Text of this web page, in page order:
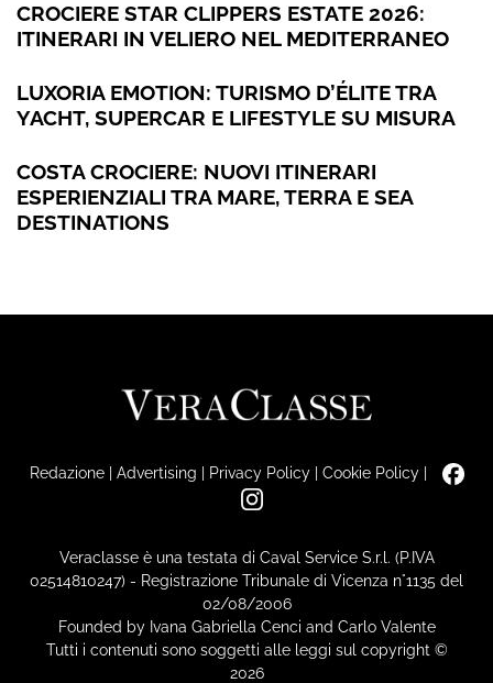
CROCIERE STAR CLIPPERS ESTATE 2026:
ITINERARI IN VELIERO NEL MEDITERRANEO
LUXORIA EMOTION: TURISMO D’ÉLITE TRA
YACHT, SUPERCAR E LIFESTYLE SU MISURA
COSTA CROCIERE: NUOVI ITINERARI
ESPERIENZIALI TRA MARE, TERRA E SEA
DESTINATIONS
Redazione| Advertising | Privacy Policy| Cookie Policy|
Veraclasse è una testata di Caval Service S.r.l. (P.IVA
02514810247) - Registrazione Tribunale di Vicenza n°1135 del
02/08/2006
Founded by Ivana Gabriella Cenci and Carlo Valente
Tutti i contenuti sono soggetti alle leggi sul copyright ©
2026